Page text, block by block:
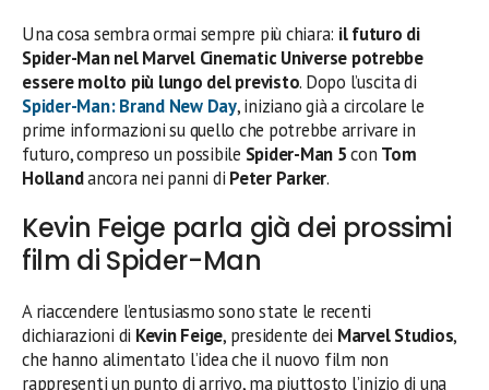
Una cosa sembra ormai sempre più chiara: il futuro di
Spider-Man nel Marvel Cinematic Universe potrebbe
essere molto più lungo del previsto. Dopo l’uscita di
Spider-Man: Brand New Day, iniziano già a circolare le
prime informazioni su quello che potrebbe arrivare in
futuro, compreso un possibile Spider-Man 5con Tom
Hollandancora nei panni di Peter Parker.
Kevin Feige parla già dei prossimi
film di Spider-Man
A riaccendere l’entusiasmo sono state le recenti
dichiarazioni di Kevin Feige, presidente dei Marvel Studios,
che hanno alimentato l’idea che il nuovo film non
rappresenti un punto di arrivo, ma piuttosto l’inizio di una